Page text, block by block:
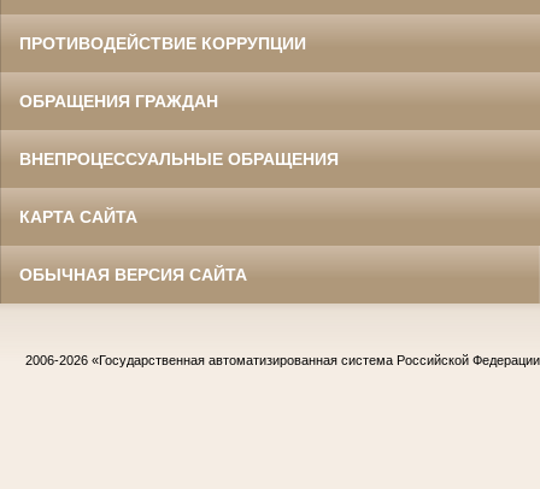
ПРОТИВОДЕЙСТВИЕ КОРРУПЦИИ
ОБРАЩЕНИЯ ГРАЖДАН
ВНЕПРОЦЕССУАЛЬНЫЕ ОБРАЩЕНИЯ
КАРТА САЙТА
ОБЫЧНАЯ ВЕРСИЯ САЙТА
2006-2026 «Государственная автоматизированная система Российской